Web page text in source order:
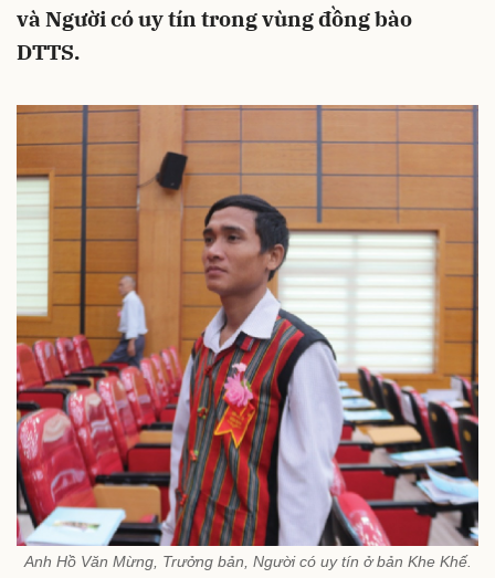
và Người có uy tín trong vùng đồng bào
DTTS.
Anh Hồ Văn Mừng, Trưởng bản, Người có uy tín ở bản Khe Khế.